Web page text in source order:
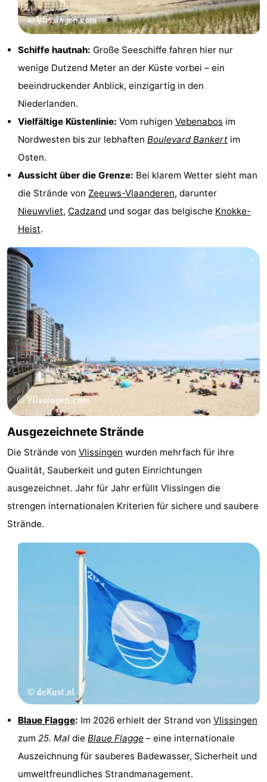
Wandern
Reiten
Golfplatze
Sportangeln
Essen
und
trinken
Einkaufen
Ausgehen
Ringstechen
Veranstaltungen
Praktisch
Forum
Route
-
Parken
Reisebuchshop
-
Fähre
Medizin
Zeeland
Schouwen-
Duiveland
-
Renesse
-
Haamstede
Natur
Kop
van
Schouwen
Walcheren
-
Veere
Natur
Schiffe hautnah: Große Seeschiffe fahren hier nur
wenige Dutzend Meter an der Küste vorbei – ein
beeindruckender Anblick, einzigartig in den
Niederlanden.
Vielfältige Küstenlinie: Vom ruhigen Vebenabos im
Nordwesten bis zur lebhaften Boulevard Bankert im
Osten.
Aussicht über die Grenze: Bei klarem Wetter sieht man
die Strände von Zeeuws-Vlaanderen, darunter
Nieuwvliet, Cadzand und sogar das belgische Knokke-
Heist.
Ausgezeichnete Strände
Die Strände von Vlissingen wurden mehrfach für ihre
Qualität, Sauberkeit und guten Einrichtungen
ausgezeichnet. Jahr für Jahr erfüllt Vlissingen die
strengen internationalen Kriterien für sichere und saubere
Strände.
Blaue Flagge: Im 2026 erhielt der Strand von Vlissingen
zum 25. Mal die Blaue Flagge – eine internationale
Auszeichnung für sauberes Badewasser, Sicherheit und
umweltfreundliches Strandmanagement.